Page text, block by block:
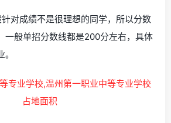
对成绩不是很理想的同学，所以分数
一般单招分数线都是200分左右，具体